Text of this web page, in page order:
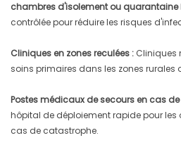
chambres d'isolement ou quarantaine
contrôlée pour réduire les risques
Cliniques en zones reculées : Cliniques
soins primaires dans les zones rurales
Postes médicaux de secours en cas
hôpital de déploiement rapide pour les
cas de catastrophe.